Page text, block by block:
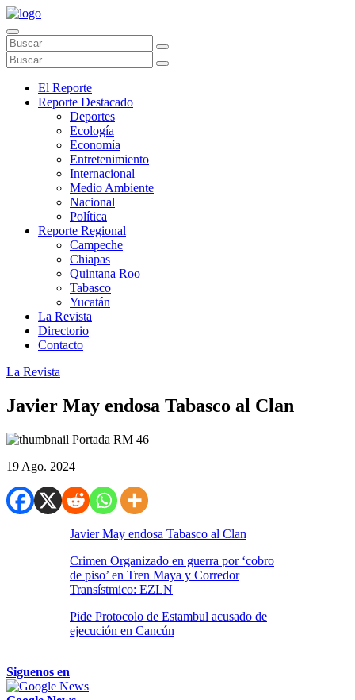
El Reporte
Reporte Destacado
Deportes
Ecología
Economía
Entretenimiento
Internacional
Medio Ambiente
Nacional
Política
Reporte Regional
Campeche
Chiapas
Quintana Roo
Tabasco
Yucatán
La Revista
Directorio
Contacto
La Revista
Javier May endosa Tabasco al Clan
19 Ago. 2024
Javier May endosa Tabasco al Clan
Crimen Organizado en guerra por ‘cobro
de piso’ en Tren Maya y Corredor
Transístmico: EZLN
Pide Protocolo de Estambul acusado de
ejecución en Cancún
Siguenos en